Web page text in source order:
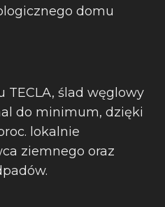
domu
TECLA, ślad węglowy
do minimum, dzięki
lokalnie
ziemnego oraz